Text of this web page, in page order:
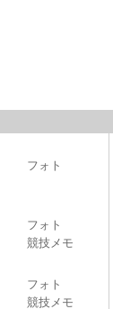
フォト
フォト
競技メモ
フォト
競技メモ